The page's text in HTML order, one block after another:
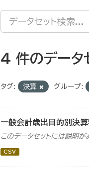
4 件のデータ
タグ: 決算 グループ:
一般会計歳出目的別決
このデータセットには説明が
CSV